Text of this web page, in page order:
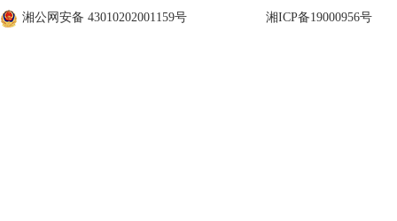
湘公网安备 43010202001159号
湘ICP备19000956号